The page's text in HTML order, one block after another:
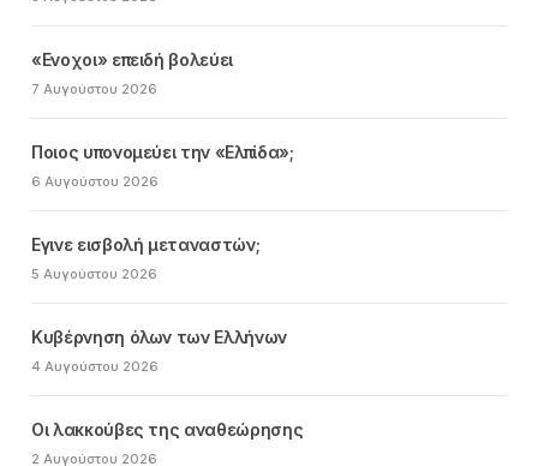
«Ενοχοι» επειδή βολεύει
7 Αυγούστου 2026
Ποιος υπονομεύει την «Ελπίδα»;
6 Αυγούστου 2026
Εγινε εισβολή μεταναστών;
5 Αυγούστου 2026
Κυβέρνηση όλων των Ελλήνων
4 Αυγούστου 2026
Οι λακκούβες της αναθεώρησης
2 Αυγούστου 2026